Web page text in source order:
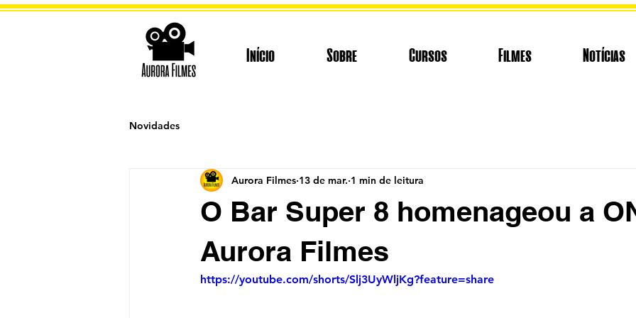
Início Sobre Cursos Filmes Notícias
Novidades
O Bar Super 8 homenageou a
Aurora Filmes
Aurora Filmes 13 de mar. 1 min de leitura
https://youtube.com/shorts/Slj3UyWljKg?feature=share